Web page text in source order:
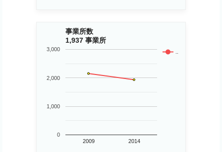
事業所数
1,937 事業所
..
2009 2014
0
1,000
2,000
3,000